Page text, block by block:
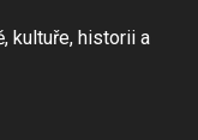
kultuře, historii a